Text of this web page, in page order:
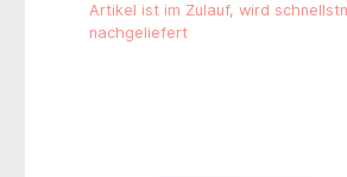
Artikel ist im Zulauf, wird
nachgeliefert